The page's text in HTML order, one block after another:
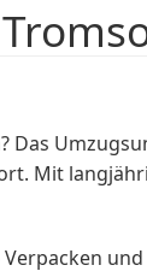
Das
Mit